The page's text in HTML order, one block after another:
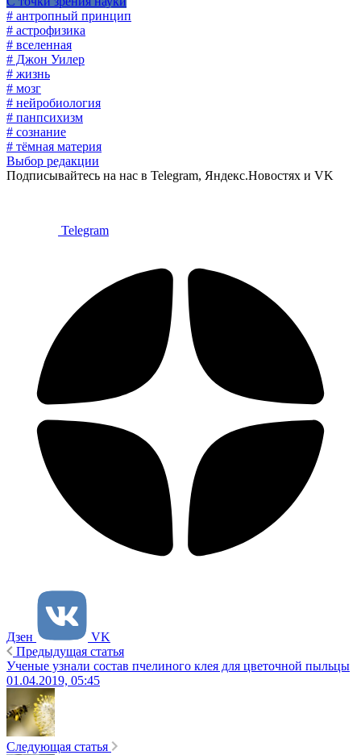
# антропный принцип
# астрофизика
# вселенная
# Джон Уилер
# жизнь
# мозг
# нейробиология
# панпсихизм
# сознание
# тёмная материя
Выбор редакции
Подписывайтесь на нас в Telegram, Яндекс.Новостях и VK
Telegram
Дзен
VK
Предыдущая статья
Ученые узнали состав пчелиного клея для цветочной пыльцы
01.04.2019, 05:45
Следующая статья